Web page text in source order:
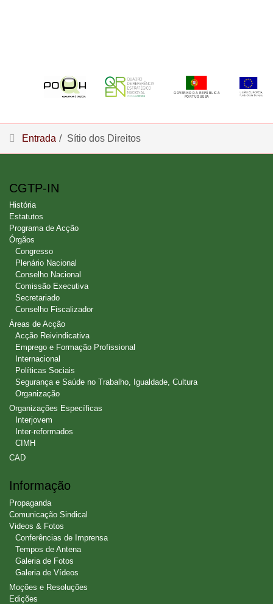
Entrada Sítio dos Direitos
CGTP-IN
História
Estatutos
Programa de Acção
Órgãos
Congresso
Plenário Nacional
Conselho Nacional
Comissão Executiva
Secretariado
Conselho Fiscalizador
Áreas de Acção
Acção Reivindicativa
Emprego e Formação Profissional
Internacional
Políticas Sociais
Segurança e Saúde no Trabalho, Igualdade, Cultura
Organização
Organizações Específicas
Interjovem
Inter-reformados
CIMH
CAD
Informação
Propaganda
Comunicação Sindical
Videos & Fotos
Conferências de Imprensa
Tempos de Antena
Galeria de Fotos
Galeria de Vídeos
Moções e Resoluções
Edições